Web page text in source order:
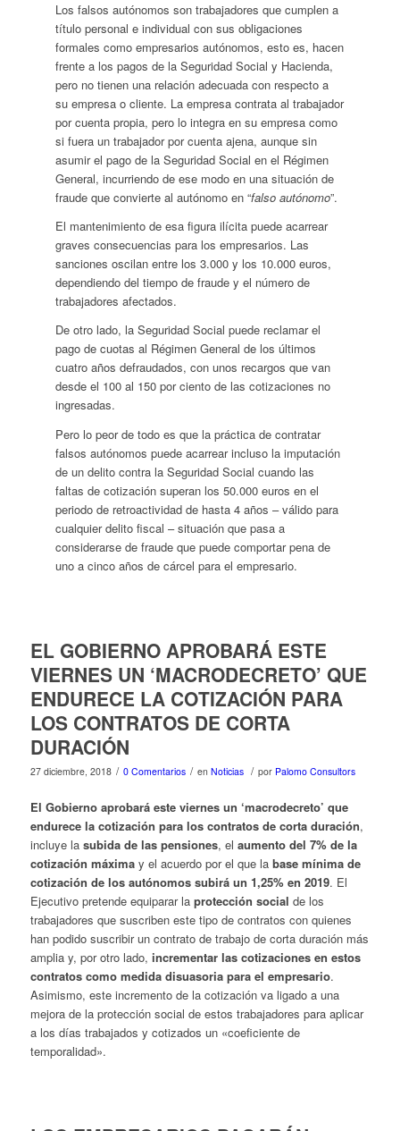
Los falsos autónomos son trabajadores que cumplen a
título personal e individual con sus obligaciones
formales como empresarios autónomos, esto es, hacen
frente a los pagos de la Seguridad Social y Hacienda,
pero no tienen una relación adecuada con respecto a
su empresa o cliente. La empresa contrata al trabajador
por cuenta propia, pero lo integra en su empresa como
si fuera un trabajador por cuenta ajena, aunque sin
asumir el pago de la Seguridad Social en el Régimen
General, incurriendo de ese modo en una situación de
fraude que convierte al autónomo en “falso autónomo”.
El mantenimiento de esa figura ilícita puede acarrear
graves consecuencias para los empresarios. Las
sanciones oscilan entre los 3.000 y los 10.000 euros,
dependiendo del tiempo de fraude y el número de
trabajadores afectados.
De otro lado, la Seguridad Social puede reclamar el
pago de cuotas al Régimen General de los últimos
cuatro años defraudados, con unos recargos que van
desde el 100 al 150 por ciento de las cotizaciones no
ingresadas.
Pero lo peor de todo es que la práctica de contratar
falsos autónomos puede acarrear incluso la imputación
de un delito contra la Seguridad Social cuando las
faltas de cotización superan los 50.000 euros en el
periodo de retroactividad de hasta 4 años – válido para
cualquier delito fiscal – situación que pasa a
considerarse de fraude que puede comportar pena de
uno a cinco años de cárcel para el empresario.
EL GOBIERNO APROBARÁ ESTE
VIERNES UN ‘MACRODECRETO’ QUE
ENDURECE LA COTIZACIÓN PARA
LOS CONTRATOS DE CORTA
DURACIÓN
27 diciembre, 2018 / 0 Comentarios / en Noticias / por Palomo Consultors
El Gobierno aprobará este viernes un ‘macrodecreto’ que
endurece la cotización para los contratos de corta duración,
incluye la subida de las pensiones, el aumento del 7% de la
cotización máximay el acuerdo por el que la base mínima de
cotización de los autónomos subirá un 1,25% en 2019. El
Ejecutivo pretende equiparar la protección social de los
trabajadores que suscriben este tipo de contratos con quienes
han podido suscribir un contrato de trabajo de corta duración más
amplia y, por otro lado, incrementar las cotizaciones en estos
contratos como medida disuasoria para el empresario.
Asimismo, este incremento de la cotización va ligado a una
mejora de la protección social de estos trabajadores para aplicar
a los días trabajados y cotizados un «coeficiente de
temporalidad».